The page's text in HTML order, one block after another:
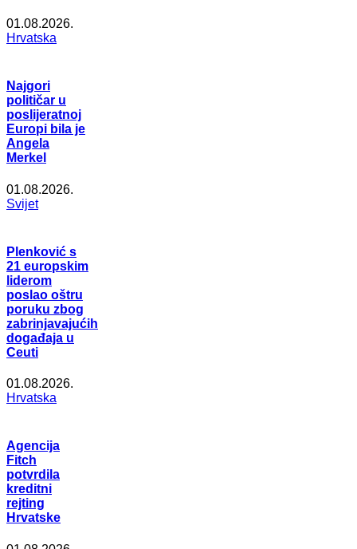
01.08.2026.
Hrvatska
Najgori
političar u
poslijeratnoj
Europi bila je
Angela
Merkel
01.08.2026.
Svijet
Plenković s
21 europskim
liderom
poslao oštru
poruku zbog
zabrinjavajućih
događaja u
Ceuti
01.08.2026.
Hrvatska
Agencija
Fitch
potvrdila
kreditni
rejting
Hrvatske